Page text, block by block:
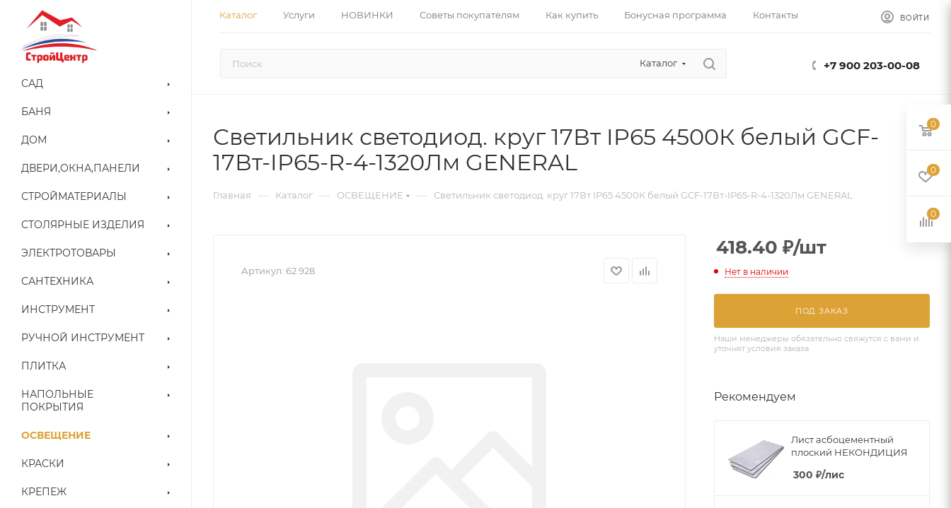
Каталог Услуги НОВИНКИ Советы покупателям Как купить Бонусная программа Контакты ВОЙТИ
Каталог +7 900 203-00-08
САД
БАНЯ
ДОМ
ДВЕРИ,ОКНА,ПАНЕЛИ
СТРОЙМАТЕРИАЛЫ
СТОЛЯРНЫЕ ИЗДЕЛИЯ
ЭЛЕКТРОТОВАРЫ
САНТЕХНИКА
ИНСТРУМЕНТ
РУЧНОЙ ИНСТРУМЕНТ
ПЛИТКА
НАПОЛЬНЫЕ
ПОКРЫТИЯ
ОСВЕЩЕНИЕ
КРАСКИ
КРЕПЕЖ
Светильник светодиод. круг 17Вт IP65 4500К белый GCF-
17Вт-IP65-R-4-1320Лм GENERAL
Главная — Каталог — ОСВЕЩЕНИЕ — Светильник светодиод. круг 17Вт IP65 4500К белый GCF-17Вт-IP65-R-4-1320Лм GENERAL
Артикул: 62 928
418.40 ₽/шт
Нет в наличии
ПОД ЗАКАЗ
Наши менеджеры обязательно свяжутся с вами и
уточнят условия заказа
Рекомендуем
Лист асбоцементный
плоский НЕКОНДИЦИЯ
300 ₽/лис
0
0
0